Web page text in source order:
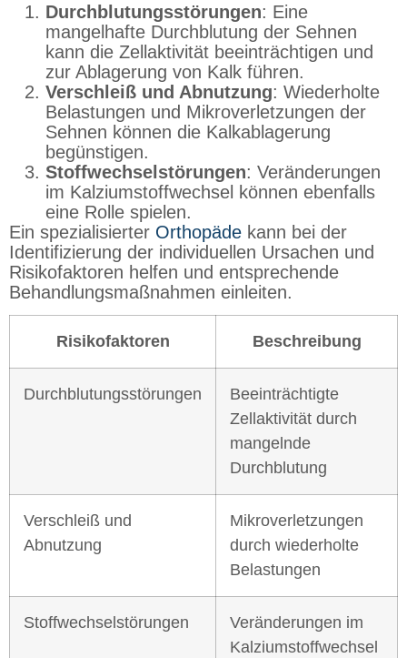
Durchblutungsstörungen: Eine
mangelhafte Durchblutung der Sehnen
kann die Zellaktivität beeinträchtigen und
zur Ablagerung von Kalk führen.
Verschleiß und Abnutzung: Wiederholte
Belastungen und Mikroverletzungen der
Sehnen können die Kalkablagerung
begünstigen.
Stoffwechselstörungen: Veränderungen
im Kalziumstoffwechsel können ebenfalls
eine Rolle spielen.
Ein spezialisierter Orthopäde kann bei der
Identifizierung der individuellen Ursachen und
Risikofaktoren helfen und entsprechende
Behandlungsmaßnahmen einleiten.
Risikofaktoren Beschreibung
Durchblutungsstörungen
Beeinträchtigte
Zellaktivität durch
mangelnde
Durchblutung
Verschleiß und
Abnutzung
Mikroverletzungen
durch wiederholte
Belastungen
Stoffwechselstörungen
Veränderungen im
Kalziumstoffwechsel